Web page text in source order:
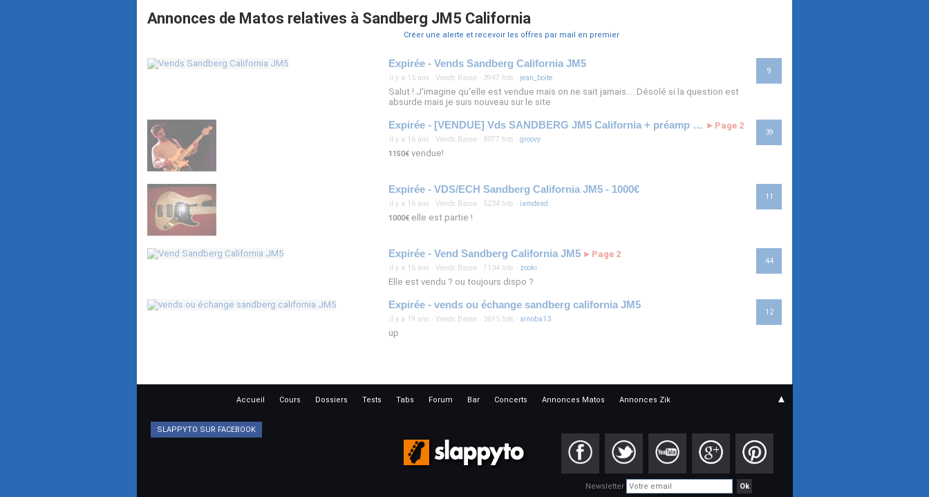
Annonces de Matos relatives à Sandberg JM5 California
Créer une alerte et recevoir les offres par mail en premier
9
Expirée - Vends Sandberg California JM5
il y a 15 ans · Vends Basse · 3947 hits · jean_boite
Salut ! J'imagine qu'elle est vendue mais on ne sait jamais.... Désolé si la question est
absurde mais je suis nouveau sur le site
39
Expirée - [VENDUE] Vds SANDBERG JM5 California + préamp John East 1150euros ► Page 2
il y a 16 ans · Vends Basse · 8077 hits · groovy
1150€ vendue!
11
Expirée - VDS/ECH Sandberg California JM5 - 1000€
il y a 16 ans · Vends Basse · 5234 hits · iamdead
1000€ elle est partie !
44
Expirée - Vend Sandberg California JM5 ► Page 2
il y a 16 ans · Vends Basse · 7134 hits · zooki
Elle est vendu ? ou toujours dispo ?
12
Expirée - vends ou échange sandberg california JM5
il y a 19 ans · Vends Basse · 3615 hits · arnoba13
up
Accueil Cours Dossiers Tests Tabs Forum Bar Concerts Annonces Matos Annonces Zik ▲
SLAPPYTO SUR FACEBOOK
Newsletter